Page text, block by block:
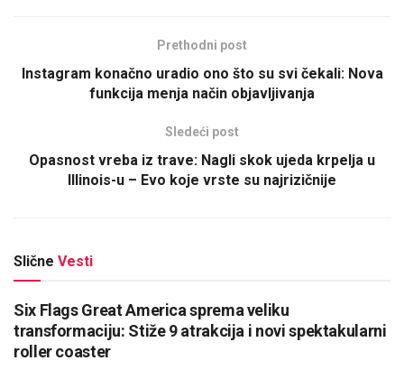
Prethodni post
Instagram konačno uradio ono što su svi čekali: Nova
funkcija menja način objavljivanja
Sledeći post
Opasnost vreba iz trave: Nagli skok ujeda krpelja u
Illinois-u – Evo koje vrste su najrizičnije
Slične Vesti
Six Flags Great America sprema veliku
transformaciju: Stiže 9 atrakcija i novi spektakularni
roller coaster